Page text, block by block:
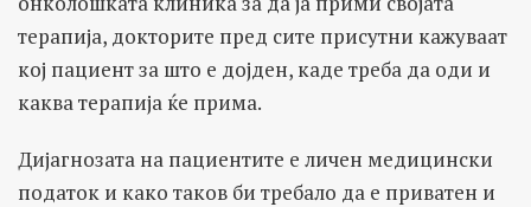
терапија, докторите пред сите присутни кажуваат
кој пациент за што е дојден, каде треба да оди и
каква терапија ќе прима.
Дијагнозата на пациентите е личен медицински
податок и како таков би требало да е приватен и